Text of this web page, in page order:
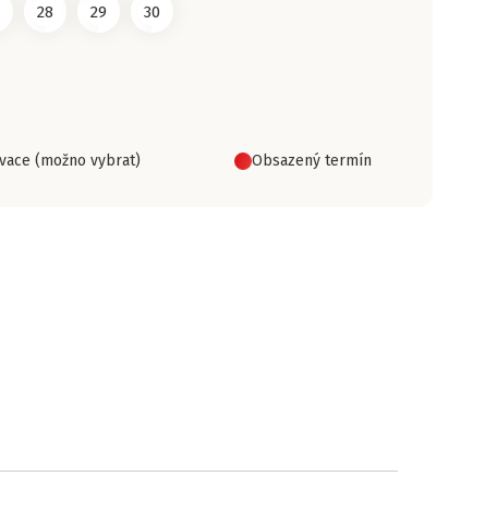
28 29 30
(možno vybrat) Obsazený termín